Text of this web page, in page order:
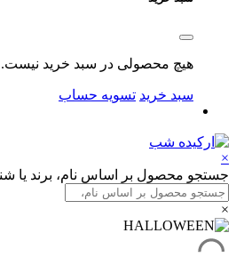
هیچ محصولی در سبد خرید نیست.
سبد خرید تسویه حساب
×
جستجو محصول بر اساس نام، برند یا
×